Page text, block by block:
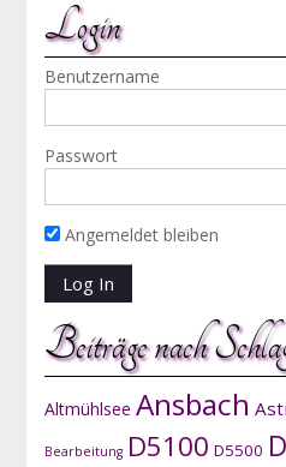
Login
Benutzername
Passwort
Angemeldet bleiben
Beiträge nach
Altmühlsee Ansbach
Bearbeitung D5100 D5500